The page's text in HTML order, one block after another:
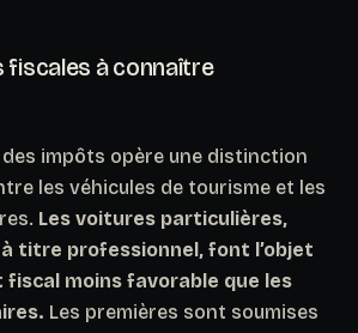
fiscales à connaître
des impôts opère une distinction
les véhicules de tourisme et les
Les voitures particulières,
titre professionnel, font l’objet
fiscal moins favorable que les
Les premières sont soumises